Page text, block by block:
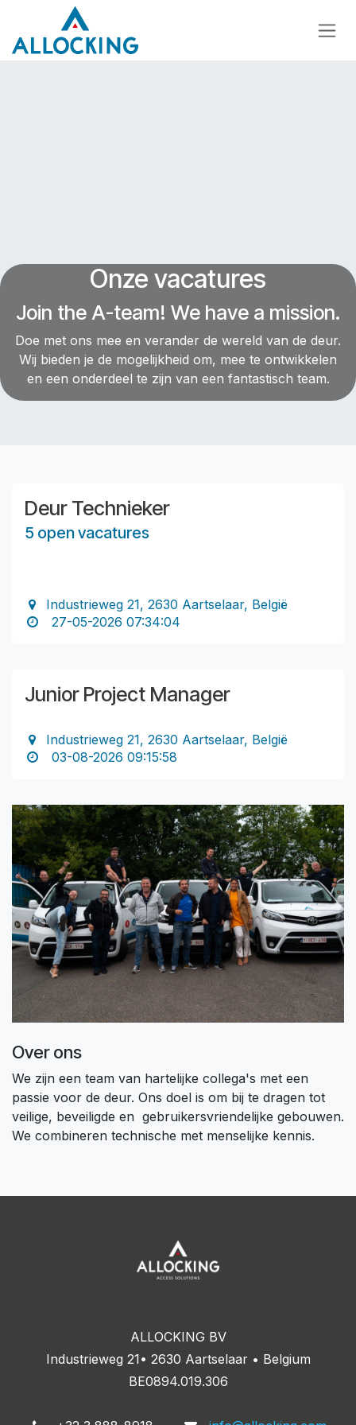
Overslaan naar inhoud
Onze vacatures
Join the A-team! We have a mission.
Doe met ons mee en verander de wereld van de deur.
Wij bieden je de mogelijkheid om, mee te ontwikkelen
en een onderdeel te zijn van een fantastisch team.
Deur Technieker
5 open vacatures
Industrieweg 21, 2630 Aartselaar, België
27-05-2026 07:34:04
Junior Project Manager
Industrieweg 21, 2630 Aartselaar, België
03-08-2026 09:15:58
Over ons
We zijn een team van hartelijke collega's met een
passie voor de deur. Ons doel is om bij te dragen tot
veilige, beveiligde en gebruikersvriendelijke gebouwen.
We combineren technische met menselijke kennis.
ALLOCKING BV
Industrieweg 21• 2630 Aartselaar • Belgium
BE0894.019.306